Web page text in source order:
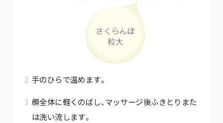
手のひらで温めます。
顔全体に軽くのばし、マッサージ後ふきとりまた
は洗い流します。